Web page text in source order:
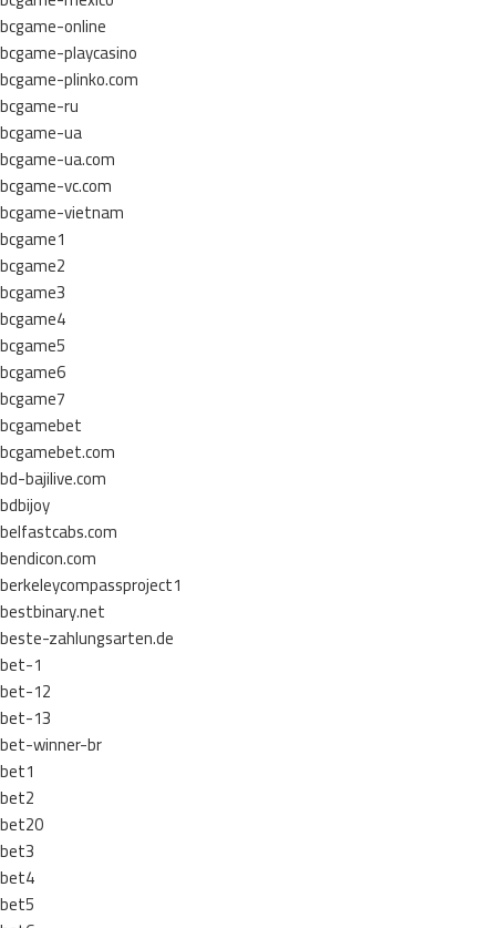
bcgame-online
bcgame-playcasino
bcgame-plinko.com
bcgame-ru
bcgame-ua
bcgame-ua.com
bcgame-vc.com
bcgame-vietnam
bcgame1
bcgame2
bcgame3
bcgame4
bcgame5
bcgame6
bcgame7
bcgamebet
bcgamebet.com
bd-bajilive.com
bdbijoy
belfastcabs.com
bendicon.com
berkeleycompassproject1
bestbinary.net
beste-zahlungsarten.de
bet-1
bet-12
bet-13
bet-winner-br
bet1
bet2
bet20
bet3
bet4
bet5